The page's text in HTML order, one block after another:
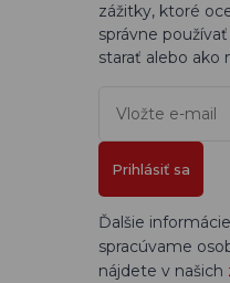
zážitky, ktoré
správne
starať alebo ako
Prihlásiť sa
Ďalšie
spracúvame
nájdete v našich